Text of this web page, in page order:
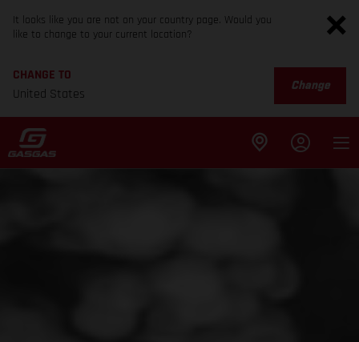
It looks like you are not on your country page. Would you
like to change to your current location?
CHANGE TO
United States
Change